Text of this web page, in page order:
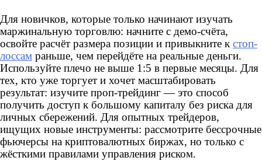
Для новичков, которые только начинают изучать
маржинальную торговлю: начните с демо-счёта,
освойте расчёт размера позиции и привыкните кстоп-
лоссам раньше, чем перейдёте на реальные деньги.
Используйте плечо не выше 1:5 в первые месяцы. Для
тех, кто уже торгует и хочет масштабировать
результат: изучите проп-трейдинг — это способ
получить доступ к большому капиталу без риска для
личных сбережений. Для опытных трейдеров,
ищущих новые инструменты: рассмотрите бессрочные
фьючерсы на криптовалютных биржах, но только с
жёсткими правилами управления риском.